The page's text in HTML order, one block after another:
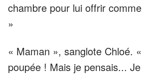
chambre pour lui offrir
»
« Maman », sanglote Chloé.
poupée ! Mais je pensais...